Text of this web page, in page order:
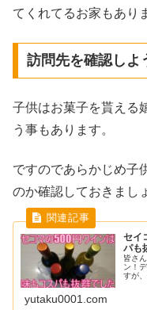
てくれてるお家もあり
訪問先を確認しよ
子供はお菓子を貰える
う事もあります。
ですのであらかじめ子
のか確認しておきまし
セイ
パも
皆さ
ン！
すが
yutaku0001.com